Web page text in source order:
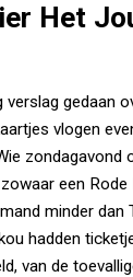
Het
verslag gedaan
vlogen
zondagavond
een Rode
minder dan
hadden
van de